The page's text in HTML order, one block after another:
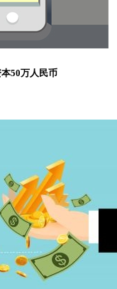
50万人民币